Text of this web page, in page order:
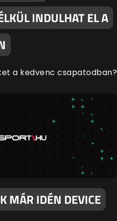
INDULHAT EL A
a kedvenc csapatodban?
MÁR IDÉN DEVICE